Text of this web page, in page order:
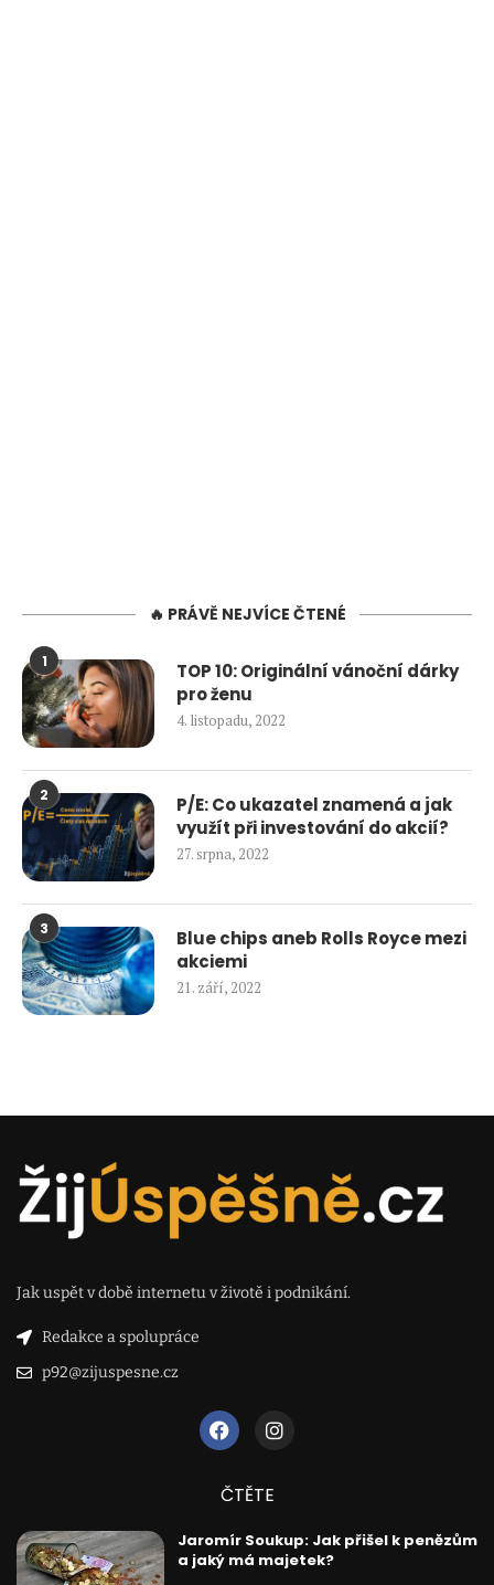
🔥 PRÁVĚ NEJVÍCE ČTENÉ
1
TOP 10: Originální vánoční dárky
pro ženu
4. listopadu, 2022
2
P/E: Co ukazatel znamená a jak
využít při investování do akcií?
27. srpna, 2022
3
Blue chips aneb Rolls Royce mezi
akciemi
21. září, 2022
Jak uspět v době internetu v životě i podnikání.
Redakce a spolupráce
p92@zijuspesne.cz
ČTĚTE
Jaromír Soukup: Jak přišel k penězům
a jaký má majetek?